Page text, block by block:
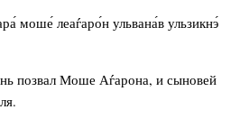
моше́ леаѓаро́н ульвана́в ульзикнэ́
позвал Моше Аѓарона, и сыновей